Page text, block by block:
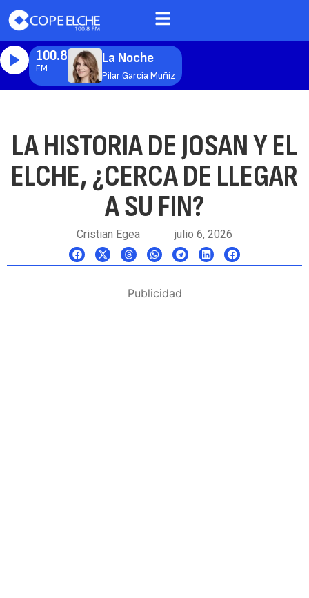
100.8
FM
La Noche
Pilar García Muñiz
LA HISTORIA DE JOSAN Y EL
ELCHE, ¿CERCA DE LLEGAR
A SU FIN?
Cristian Egea julio 6, 2026
Publicidad